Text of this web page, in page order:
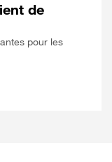
de
pour les